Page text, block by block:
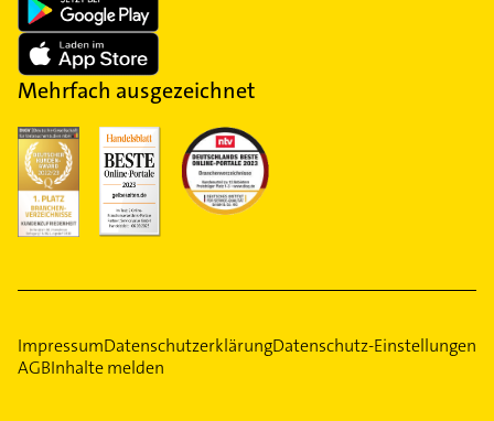
Mehrfach ausgezeichnet
ImpressumDatenschutzerklärungDatenschutz-Einstellungen
AGBInhalte melden